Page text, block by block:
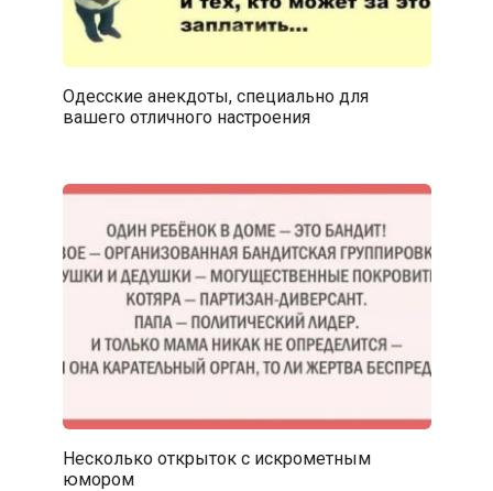
Одесские анекдоты, специально для
вашего отличного настроения
Несколько открыток с искрометным
юмором